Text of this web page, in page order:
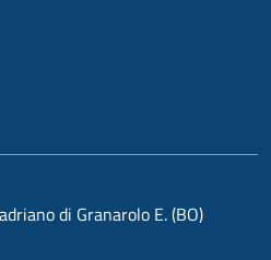
di Granarolo E. (BO)